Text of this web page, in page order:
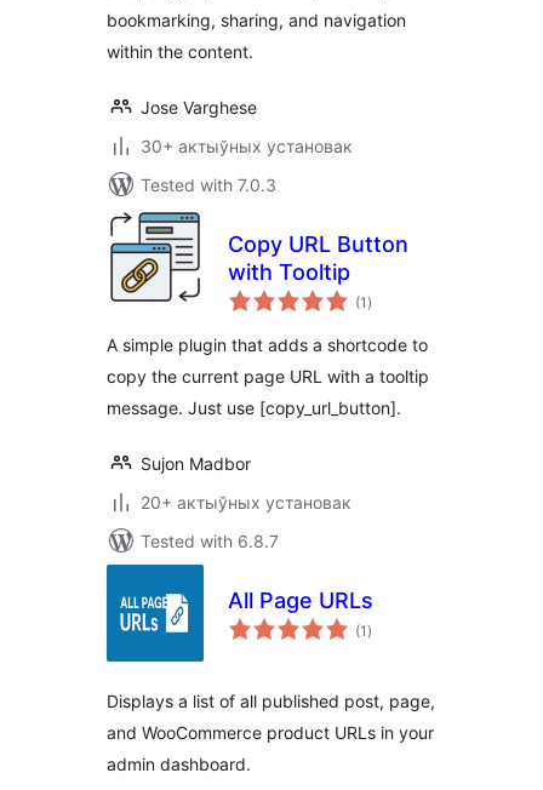
bookmarking, sharing, and navigation
within the content.
Jose Varghese
30+ актыўных установак
Tested with 7.0.3
Copy URL Button
with Tooltip
(1 total
ratings
)
A simple plugin that adds a shortcode to
copy the current page URL with a tooltip
message. Just use [copy_url_button].
Sujon Madbor
20+ актыўных установак
Tested with 6.8.7
All Page URLs
(1 total
ratings
)
Displays a list of all published post, page,
and WooCommerce product URLs in your
admin dashboard.